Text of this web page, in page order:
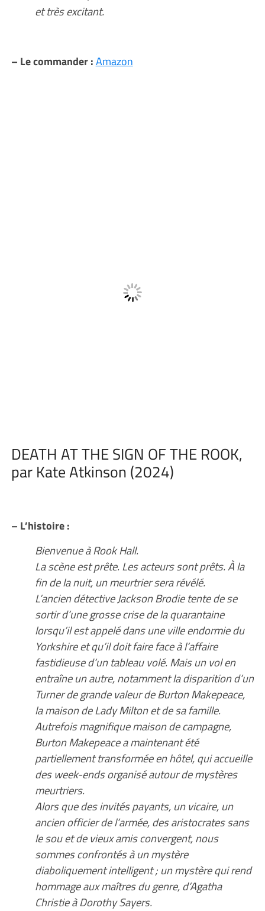
et très excitant.
– Le commander :Amazon
DEATH AT THE SIGN OF THE ROOK,
par Kate Atkinson (2024)
– L’histoire :
Bienvenue à Rook Hall.
La scène est prête. Les acteurs sont prêts. À la
fin de la nuit, un meurtrier sera révélé.
L’ancien détective Jackson Brodie tente de se
sortir d’une grosse crise de la quarantaine
lorsqu’il est appelé dans une ville endormie du
Yorkshire et qu’il doit faire face à l’affaire
fastidieuse d’un tableau volé. Mais un vol en
entraîne un autre, notamment la disparition d’un
Turner de grande valeur de Burton Makepeace,
la maison de Lady Milton et de sa famille.
Autrefois magnifique maison de campagne,
Burton Makepeace a maintenant été
partiellement transformée en hôtel, qui accueille
des week-ends organisé autour de mystères
meurtriers.
Alors que des invités payants, un vicaire, un
ancien officier de l’armée, des aristocrates sans
le sou et de vieux amis convergent, nous
sommes confrontés à un mystère
diaboliquement intelligent ; un mystère qui rend
hommage aux maîtres du genre, d’Agatha
Christie à Dorothy Sayers.